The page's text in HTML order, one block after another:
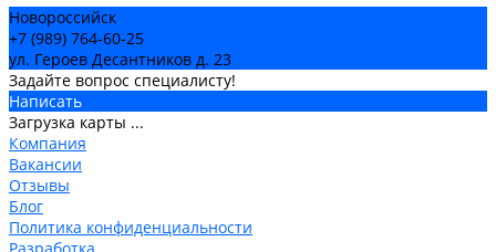
Новороссийск
+7 (989) 764-60-25
ул. Героев Десантников д. 23
Задайте вопрос специалисту!
Написать
Загрузка карты ...
Компания
Вакансии
Отзывы
Блог
Политика конфиденциальности